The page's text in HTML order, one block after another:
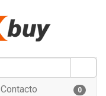
Contacto 0